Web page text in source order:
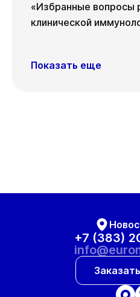
«Избранные вопросы
клинической
Показать еще
+7 (383)